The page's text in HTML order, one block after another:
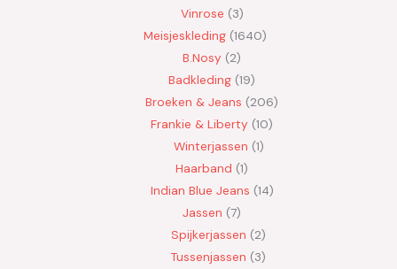
Vinrose 3
Meisjeskleding 1640
B.Nosy
2
Badkleding 19
Broeken & Jeans
206
Frankie & Liberty 10
Winterjassen 1
Haarband 1
Indian Blue Jeans 14
Jassen 7
Spijkerjassen
2
Tussenjassen
3